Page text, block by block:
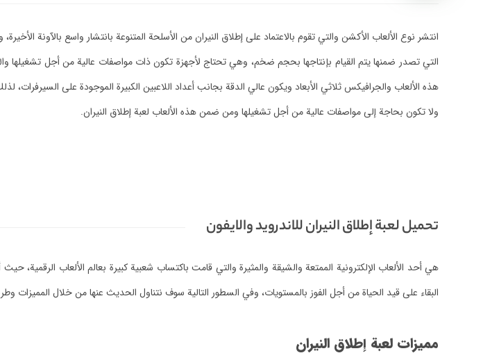
انتشر نوع الألعاب الأكشن والتي تقوم بالاعتماد على إطلاق النيران من الأسلحة المتنوعة بانتشار واسع بالآونة
التي تصدر ضمنها يتم القيام بإنتاجها بحجم ضخم، وهي تحتاج لأجهزة تكون ذات مواصفات عالية من أجل
هذه الألعاب والجرافيكس ثلاثي الأبعاد ويكون عالي الدقة بجانب أعداد اللاعبين الكبيرة الموجودة على
ولا تكون بحاجة إلى مواصفات عالية من أجل تشغيلها ومن ضمن هذه الألعاب لعبة إطلاق النيران.
تحميل لعبة إطلاق النيران للاندرويد والايفون
هي أحد الألعاب الإلكترونية الممتعة والشيقة والمثيرة والتي قامت باكتساب شعبية كبيرة بعالم الألعاب
البقاء على قيد الحياة من أجل الفوز بالمستويات، وفي السطور التالية سوف نتناول الحديث عنها من خلال المميزات
مميزات لعبة إطلاق النيران